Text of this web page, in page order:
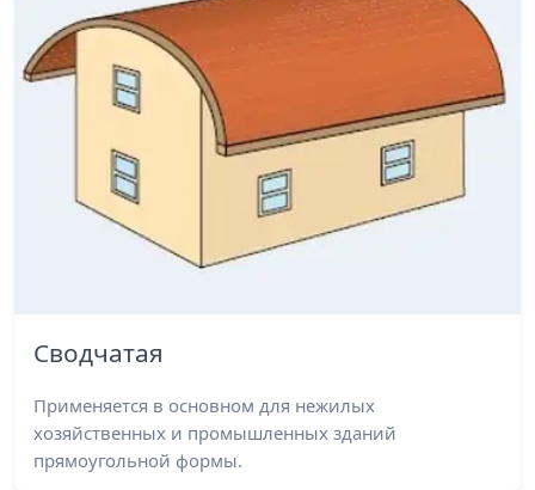
Сводчатая
Применяется в основном для нежилых
хозяйственных и промышленных зданий
прямоугольной формы.